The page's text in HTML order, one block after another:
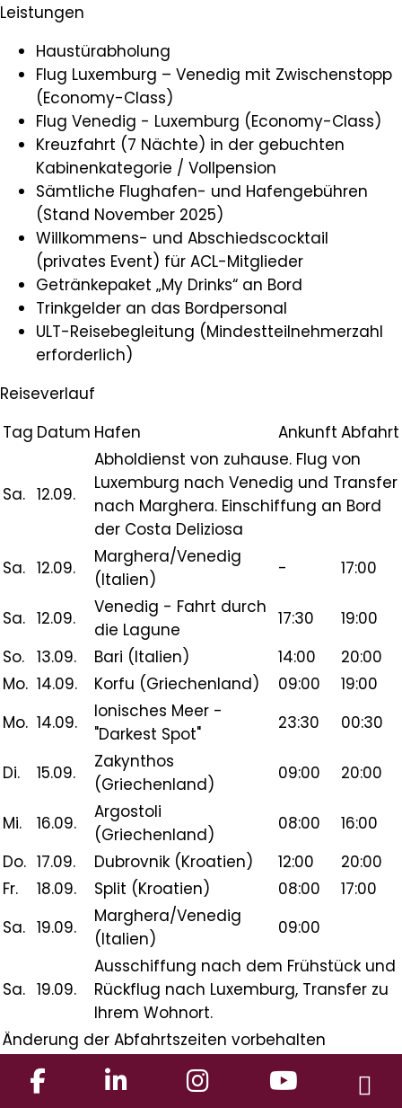
Leistungen
Haustürabholung
Flug Luxemburg – Venedig mit Zwischenstopp
(Economy-Class)
Flug Venedig - Luxemburg (Economy-Class)
Kreuzfahrt (7 Nächte) in der gebuchten
Kabinenkategorie / Vollpension
Sämtliche Flughafen- und Hafengebühren
(Stand November 2025)
Willkommens- und Abschiedscocktail
(privates Event) für ACL-Mitglieder
Getränkepaket „My Drinks“ an Bord
Trinkgelder an das Bordpersonal
ULT-Reisebegleitung (Mindestteilnehmerzahl
erforderlich)
Reiseverlauf
Tag Datum Hafen Ankunft Abfahrt
Sa. 12.09.
Abholdienst von zuhause. Flug von
Luxemburg nach Venedig und Transfer
nach Marghera. Einschiffung an Bord
der Costa Deliziosa
Sa. 12.09.
Marghera/Venedig
(Italien)
- 17:00
Sa. 12.09.
Venedig - Fahrt durch
die Lagune
17:30
19:00
So. 13.09. Bari (Italien) 14:00
20:00
Mo. 14.09. Korfu (Griechenland) 09:00
19:00
Mo. 14.09.
Ionisches Meer -
"Darkest Spot"
23:30 00:30
Di. 15.09.
Zakynthos
(Griechenland)
09:00 20:00
Mi. 16.09.
Argostoli
(Griechenland)
08:00
16:00
Do. 17.09. Dubrovnik (Kroatien) 12:00
20:00
Fr.
18.09. Split (Kroatien) 08:00
17:00
Sa. 19.09.
Marghera/Venedig
(Italien)
09:00
Sa. 19.09.
Ausschiffung nach dem Frühstück und
Rückflug nach Luxemburg, Transfer zu
Ihrem Wohnort.
Änderung der Abfahrtszeiten vorbehalten